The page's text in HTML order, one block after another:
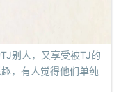
别人，又享受被TJ的
，有人觉得他们单纯